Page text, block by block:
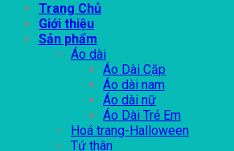
Trang Chủ
Giới thiệu
Sản phẩm
Áo dài
Áo Dài Cặp
Áo dài nam
Áo dài nữ
Áo Dài Trẻ Em
Hoá trang-Halloween
Tứ thân